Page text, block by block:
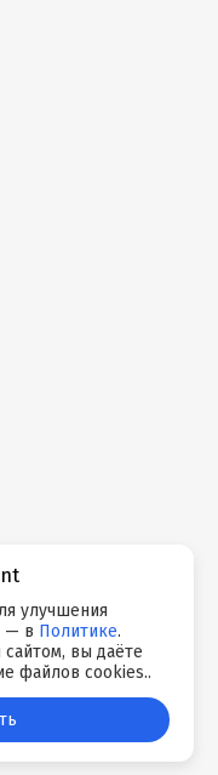
улучшения
— в Политике.
вы даёте
файлов cookies..